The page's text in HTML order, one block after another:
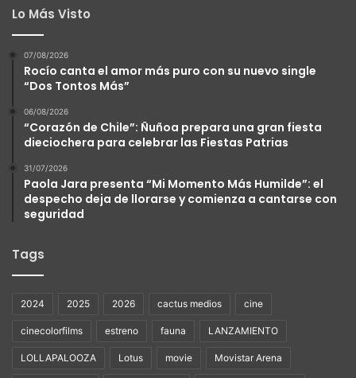
Lo Más Visto
07/08/2026
Rocío canta el amor más puro con su nuevo single
“Dos Tontos Más”
06/08/2026
“Corazón de Chile”: Ñuñoa prepara una gran fiesta
dieciochera para celebrar las Fiestas Patrias
31/07/2026
Paola Jara presenta “Mi Momento Más Humilde”: el
despecho deja de llorarse y comienza a cantarse con
seguridad
Tags
2024 2025 2026 cactus medios cine
cinecolorfilms estreno fauna LANZAMIENTO
LOLLAPALOOZA Lotus movie Movistar Arena